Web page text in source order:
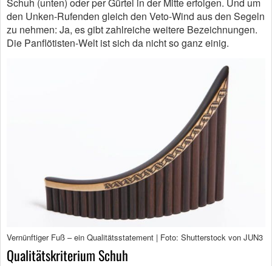
Schuh (unten) oder per Gürtel in der Mitte erfolgen. Und um
den Unken-Rufenden gleich den Veto-Wind aus den Segeln
zu nehmen: Ja, es gibt zahlreiche weitere Bezeichnungen.
Die Panflötisten-Welt ist sich da nicht so ganz einig.
Vernünftiger Fuß – ein Qualitätsstatement | Foto: Shutterstock von JUN3
Qualitätskriterium Schuh